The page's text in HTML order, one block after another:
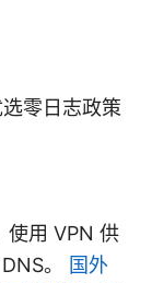
零日志政策
使用 VPN 供
。
国外